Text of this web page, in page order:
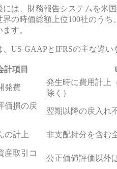
には、財務報告システムを米
界の時価総額上位100社のう
す。
、US-GAAPとIFRSの主な違い
計項目
発費
発生時に費用計上
除く）
価損の戻
翌期以降の戻入れ
の計上 非支配持分を含む
産取引コ
公正価値評価以外